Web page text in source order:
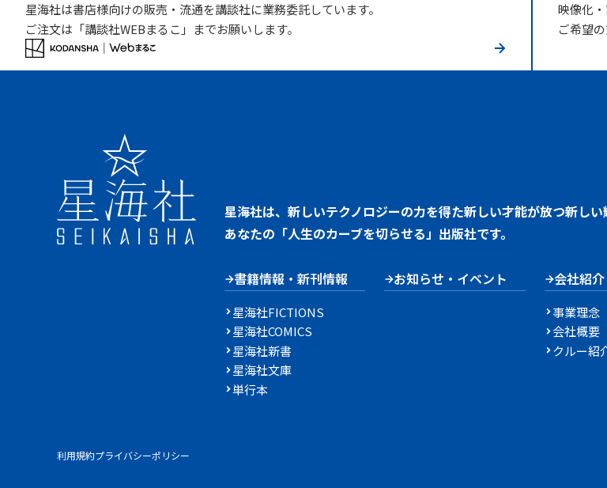
星海社は書店様向けの販売・流通を講談社に業務委託しています。
ご注文は「講談社WEBまるこ」までお願いします。
映像化
ご希望
星海社は、新しいテクノロジーの力を得た新しい才能が放つ新しい
あなたの「人生のカーブを切らせる」出版社です。
書籍情報・新刊情報
星海社FICTIONS
星海社COMICS
星海社新書
星海社文庫
単行本
お知らせ・イベント 会社紹介
事業理念
会社概要
クルー紹
利用規約プライバシーポリシー